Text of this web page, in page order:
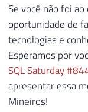
Se você não foi
oportunidade de
tecnologias e
Esperamos por
SQL Saturday
apresentar essa
Mineiros!